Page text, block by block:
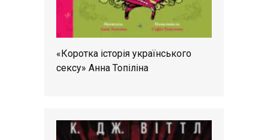
«Коротка історія українського
сексу» Анна Топіліна